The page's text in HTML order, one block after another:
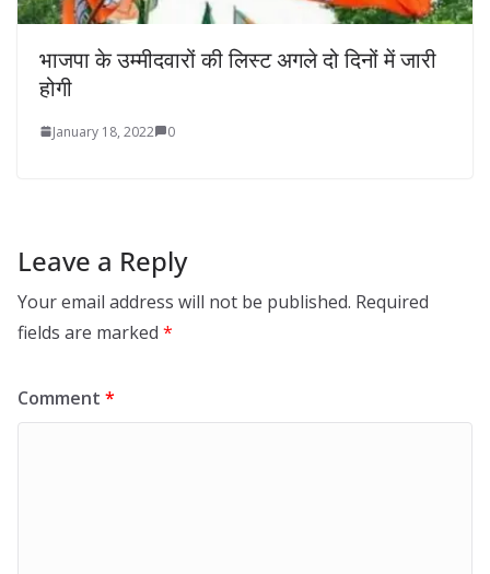
भाजपा के उम्मीदवारों की लिस्ट अगले दो दिनों में जारी
होगी
January 18, 2022 0
Leave a Reply
Your email address will not be published. Required
fields are marked *
Comment *